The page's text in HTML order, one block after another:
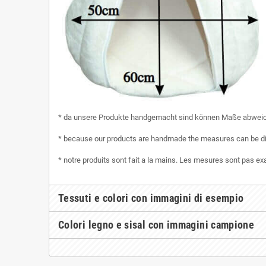
* da unsere Produkte handgemacht sind können Maße
* because our products are handmade the measures can be
* notre produits sont fait a la mains. Les mesures sont pas
Tessuti e colori con immagini di esempio
Colori legno e sisal con immagini campione